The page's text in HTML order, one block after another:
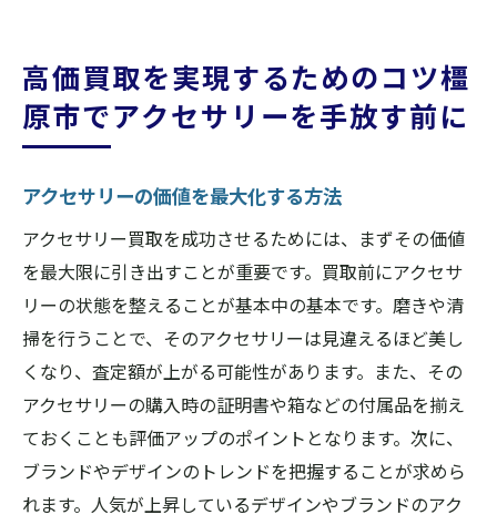
高価買取を実現するためのコツ橿
原市でアクセサリーを手放す前に
アクセサリーの価値を最大化する方法
アクセサリー買取を成功させるためには、まずその価値
を最大限に引き出すことが重要です。買取前にアクセサ
リーの状態を整えることが基本中の基本です。磨きや清
掃を行うことで、そのアクセサリーは見違えるほど美し
くなり、査定額が上がる可能性があります。また、その
アクセサリーの購入時の証明書や箱などの付属品を揃え
ておくことも評価アップのポイントとなります。次に、
ブランドやデザインのトレンドを把握することが求めら
れます。人気が上昇しているデザインやブランドのアク